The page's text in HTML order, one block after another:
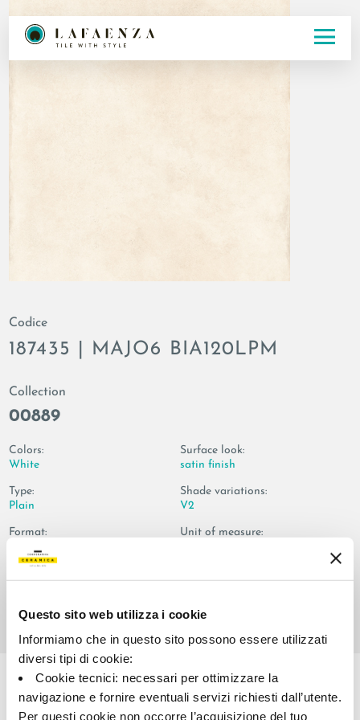
Questo sito web utilizza i cookie
Informiamo che in questo sito possono essere utilizzati
diversi tipi di cookie:
Cookie tecnici: necessari per ottimizzare la
navigazione e fornire eventuali servizi richiesti dall’utente.
Per questi cookie non occorre l’acquisizione del tuo
Codice
187435 | MAJO6 BIA120LPM
Collection
00889
Colors:
White
Type:
Plain
Format:
120.0x120.0
Surface look:
satin finish
Shade variations:
V2
Unit of measure: